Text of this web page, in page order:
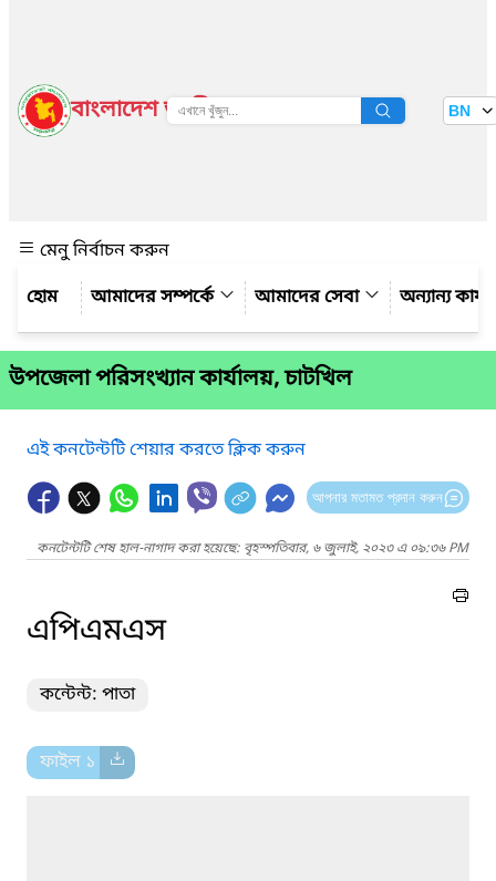
বাংলাদেশ জাতীয় তথ্য বাতায়ন BN
মেনু নির্বাচন করুন
আমাদের সম্পর্কে
আমাদের সেবা অন্যান্য
উপজেলা পরিসংখ্যান কার্যালয়, চাটখিল
এই কনটেন্টটি শেয়ার করতে ক্লিক করুন
আপনার মতামত প্রদান করুন
কনটেন্টটি শেষ হাল-নাগাদ করা হয়েছে: বৃহস্পতিবার, ৬ জুলাই, ২০২৩ এ ০৯:৩৬ PM
এপিএমএস
কন্টেন্ট: পাতা
ফাইল ১